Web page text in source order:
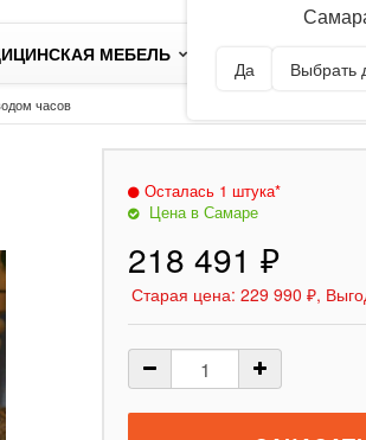
Да Выбрать
МЕБЕЛЬ
часов
Осталась 1 штука*
Цена в Самаре
218 491 ₽
Старая цена: 229 990 ₽,